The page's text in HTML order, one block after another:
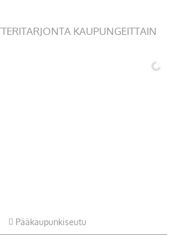
KAUPUNGEITTAIN
Pääkaupunkiseutu